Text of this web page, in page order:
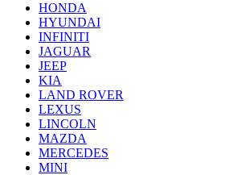
HONDA
HYUNDAI
INFINITI
JAGUAR
JEEP
KIA
LAND ROVER
LEXUS
LINCOLN
MAZDA
MERCEDES
MINI